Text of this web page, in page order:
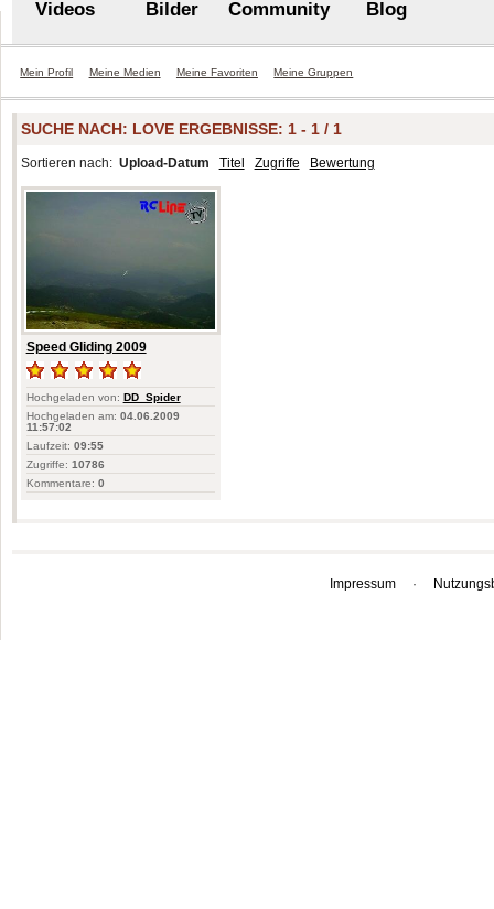
Videos Bilder Community Blog
Mein Profil Meine Medien Meine Favoriten Meine Gruppen
SUCHE NACH: LOVE ERGEBNISSE: 1 - 1 / 1
Sortieren nach: Upload-Datum Titel Zugriffe Bewertung
Speed Gliding 2009
Hochgeladen von: DD_Spider
Hochgeladen am: 04.06.2009
11:57:02
Laufzeit: 09:55
Zugriffe: 10786
Kommentare: 0
Impressum ·